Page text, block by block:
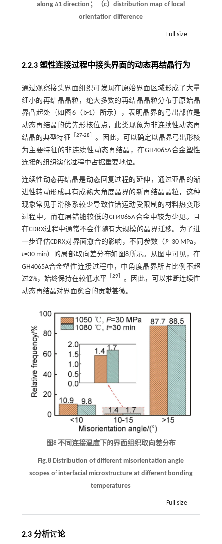
along A1 direction；（c）distribution map of local
orientation difference
Full size
2.2.3 塑性连接过程中接头界面的动态再结晶行为
通过观察接头界面组织可发现在原始界面区域形成了大量
细小的再结晶晶粒，绝大多数的再结晶晶粒分布于原始晶
界凸起处（如图 6（b-1）所示），表明晶界的弓出部位是
动态再结晶的优先形核位点，此类现象为非连续性动态再
结晶的典型特征 ［27-28］ 。因此，可以确定以晶界弓出形核
为主要特征的非连续性动态再结晶，在GH4065A合金塑性
连接的组织演化过程中占据重要地位。
连续性动态再结晶是动态回复过程的延伸，通过亚晶的渐
进性转动形成具有成熟大角度晶界的新再结晶晶粒，这种
现象常见于滑移系较少导致位错运动受限制的材料热变形
过程中，而在层错能较低的GH4065A合金中较为少见。且
在CDRX过程中通常不会伴随有大规模的晶界迁移。为了进
一步评估CDRX对界面愈合的影响，不同参数（P=30 MPa，
t=30 min）的局部取向差分布如 图8所示。从图中可见，在
GH4065A合金塑性连接过程中，中角度晶界所占比例不超
过2%，始终保持在较低水平 ［29］ 。因此，可以推断连续性
动态再结晶对界面愈合的贡献甚微。
图8 不同连接温度下的界面组织取向差分布
Fig.8 Distribution of different misorientation angle
scopes of interfacial microstructure at different bonding
temperatures
Full size
2.3 分析讨论